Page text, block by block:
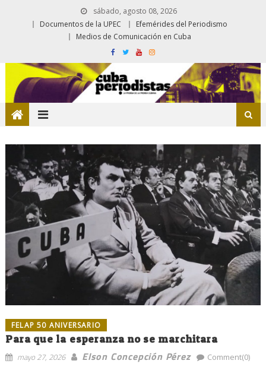
sábado, agosto 08, 2026
Documentos de la UPEC
Efemérides del Periodismo
Medios de Comunicación en Cuba
FELAP 50 ANIVERSARIO
Para que la esperanza no se marchitara
mayo 27, 2026 Elson Concepción Pérez Comment(0)